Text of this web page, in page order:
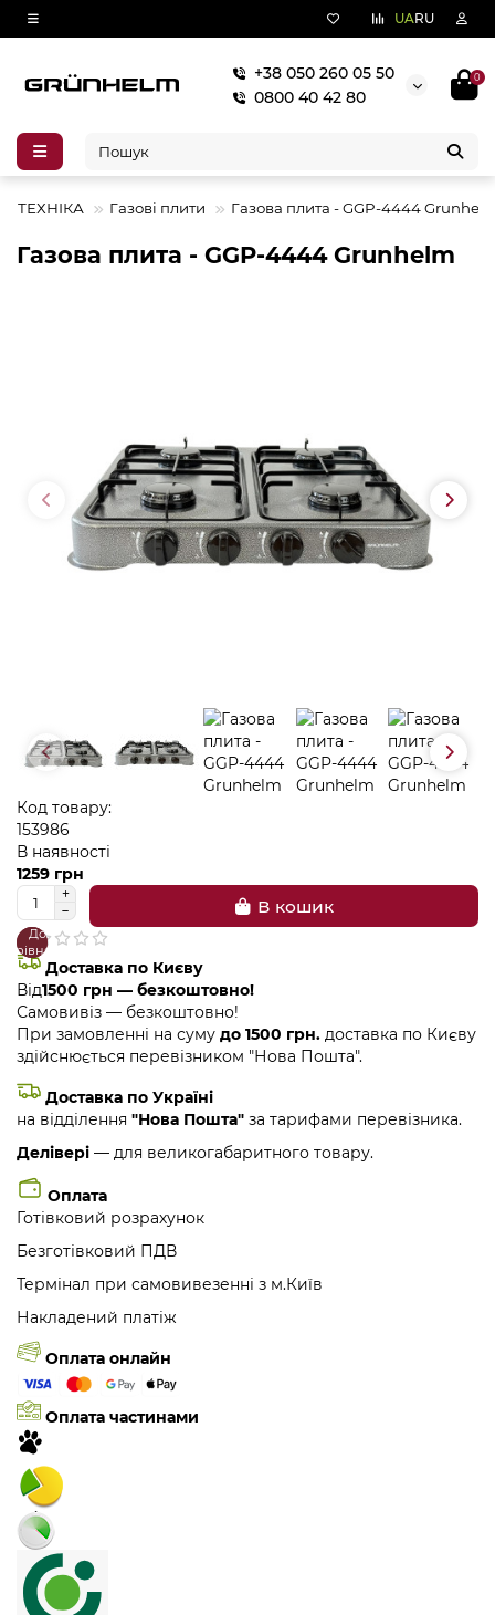
UARU
+38 050 260 05 50
0800 40 42 80
0
ТЕХНІКА Газові плити Газова плита - GGP-4444
Газова плита - GGP-4444 Grunhelm
Код товару:
153986
В наявності
1259 грн
В кошик
В
закладки
До
Доставка по Києву
Від1500 грн — безкоштовно!
Самовивіз — безкоштовно!
При замовленні на суму до 1500 грн. доставка по Києву
здійснюється перевізником "Нова Пошта".
Доставка по Україні
на відділення "Нова Пошта" за тарифами перевізника.
Делівері — для великогабаритного товару.
Оплата
Готівковий розрахунок
Безготівковий ПДВ
Термінал при самовивезенні з м.Київ
Накладений платіж
Оплата онлайн
Оплата частинами